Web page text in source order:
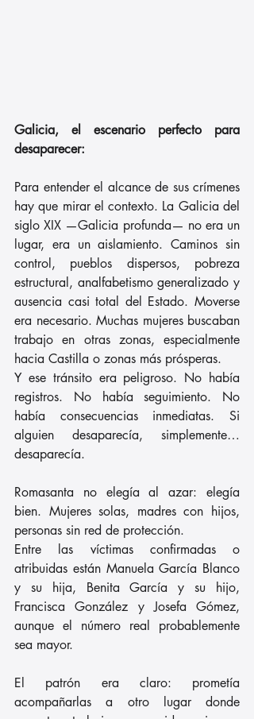
Galicia, el escenario perfecto para
desaparecer:
Para entender el alcance de sus crímenes
hay que mirar el contexto. La Galicia del
siglo XIX —Galicia profunda— no era un
lugar, era un aislamiento. Caminos sin
control, pueblos dispersos, pobreza
estructural, analfabetismo generalizado y
ausencia casi total del Estado. Moverse
era necesario. Muchas mujeres buscaban
trabajo en otras zonas, especialmente
hacia Castilla o zonas más prósperas.
Y ese tránsito era peligroso. No había
registros. No había seguimiento. No
había consecuencias inmediatas. Si
alguien desaparecía, simplemente…
desaparecía.
Romasanta no elegía al azar: elegía
bien. Mujeres solas, madres con hijos,
personas sin red de protección.
Entre las víctimas confirmadas o
atribuidas están Manuela García Blanco
y su hija, Benita García y su hijo,
Francisca González y Josefa Gómez,
aunque el número real probablemente
sea mayor.
El patrón era claro: prometía
acompañarlas a otro lugar donde